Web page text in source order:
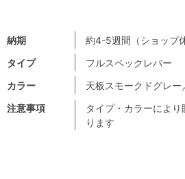
注意事項
タイプ・カラーによ
ります
納期
約4-5週間（ショップ
タイプ
フルスペックレバー
カラー
天板スモークドグレー